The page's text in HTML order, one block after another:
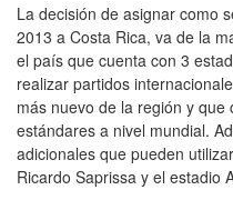
La decisión de asignar como
2013 a Costa Rica, va de la
el país que cuenta con 3
realizar partidos
más nuevo de la región y
estándares a nivel mundial.
adicionales que pueden
Ricardo Saprissa y el estadio